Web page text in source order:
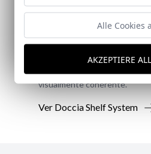
Doccia Shelf System
mampara de ducha y armario
para ofrecer una solución
visualmente coherente.
Ver Doccia Shelf System
Alle Cookies
AKZEPTIERE